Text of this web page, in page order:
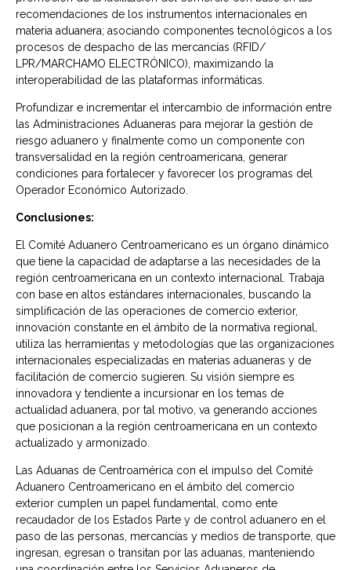
recomendaciones de los instrumentos internacionales en
materia aduanera; asociando componentes tecnológicos a los
procesos de despacho de las mercancías (RFID/
LPR/MARCHAMO ELECTRÓNICO), maximizando la
interoperabilidad de las plataformas informáticas.
Profundizar e incrementar el intercambio de información entre
las Administraciones Aduaneras para mejorar la gestión de
riesgo aduanero y finalmente como un componente con
transversalidad en la región centroamericana, generar
condiciones para fortalecer y favorecer los programas del
Operador Económico Autorizado.
Conclusiones:
El Comité Aduanero Centroamericano es un órgano dinámico
que tiene la capacidad de adaptarse a las necesidades de la
región centroamericana en un contexto internacional. Trabaja
con base en altos estándares internacionales, buscando la
simplificación de las operaciones de comercio exterior,
innovación constante en el ámbito de la normativa regional,
utiliza las herramientas y metodologías que las organizaciones
internacionales especializadas en materias aduaneras y de
facilitación de comercio sugieren. Su visión siempre es
innovadora y tendiente a incursionar en los temas de
actualidad aduanera, por tal motivo, va generando acciones
que posicionan a la región centroamericana en un contexto
actualizado y armonizado.
Las Aduanas de Centroamérica con el impulso del Comité
Aduanero Centroamericano en el ámbito del comercio
exterior cumplen un papel fundamental, como ente
recaudador de los Estados Parte y de control aduanero en el
paso de las personas, mercancías y medios de transporte, que
ingresan, egresan o transitan por las aduanas, manteniendo